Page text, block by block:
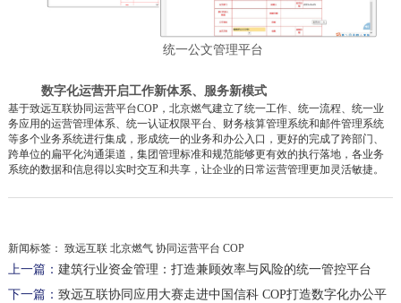
统一公文管理平台
数字化运营开启工作新体系、服务新模式
基于致远互联协同运营平台COP，北京燃气建立了统一工作、统一流程、统一业
务应用的运营管理体系、统一认证权限平台、财务核算管理系统和邮件管理系统
等多个业务系统进行集成，形成统一的业务和办公入口，更好的完成了跨部门、
跨单位的扁平化沟通渠道，集团管理标准和规范能够更有效的执行落地，各业务
系统的数据和信息得以实时交互和共享，让企业的日常运营管理更加灵活敏捷。
新闻标签： 致远互联 北京燃气 协同运营平台 COP
上一篇： 建筑行业资金管理：打造兼顾效率与风险的统一管控平台
下一篇： 致远互联协同应用大赛走进中国信科 COP打造数字化办公平